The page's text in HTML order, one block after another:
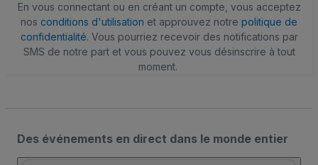
En vous connectant ou en créant un compte, vous acceptez
nos conditions d'utilisation et approuvez notre politique de
confidentialité. Vous pourriez recevoir des notifications par
SMS de notre part et vous pouvez vous désinscrire à tout
moment.
Des événements en direct dans le monde entier